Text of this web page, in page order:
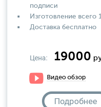
подписи
Изготовление всего
Доставка бесплатно
Цена: 19000
Видео обзор
Подробнее